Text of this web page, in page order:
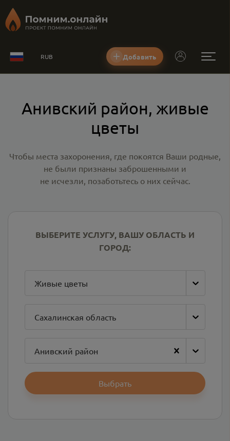
RUB Добавить
Анивский район, живые
цветы
Чтобы места захоронения, где покоятся Ваши родные,
не были признаны заброшенными и
не исчезли, позаботьтесь о них сейчас.
ВЫБЕРИТЕ УСЛУГУ, ВАШУ ОБЛАСТЬ И
ГОРОД:
Живые цветы
Сахалинская область
Анивский район
Выбрать